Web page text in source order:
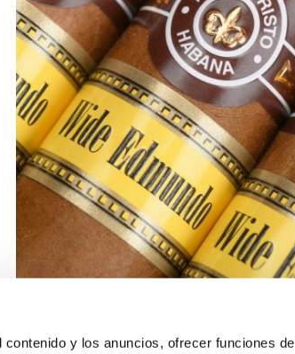
y los anuncios, ofrecer funciones de